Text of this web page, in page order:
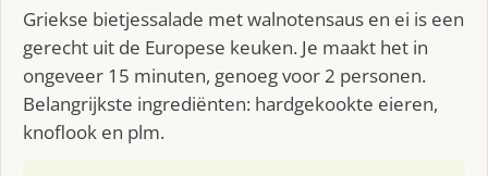
Griekse bietjessalade met walnotensaus en ei is een
gerecht uit de Europese keuken. Je maakt het in
ongeveer 15 minuten, genoeg voor 2 personen.
Belangrijkste ingrediënten: hardgekookte eieren,
knoflook en plm.